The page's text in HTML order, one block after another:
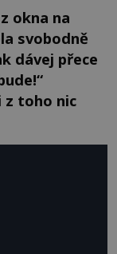
okna na
svobodně
dávej přece
z toho nic